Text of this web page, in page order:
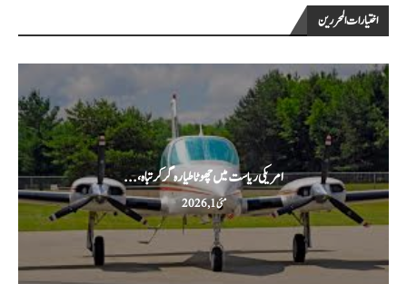
اختيارات المحررين
امریکی ریاست میں چھوٹا طیارہ گر کر تباہ،...
مئی 1, 2026